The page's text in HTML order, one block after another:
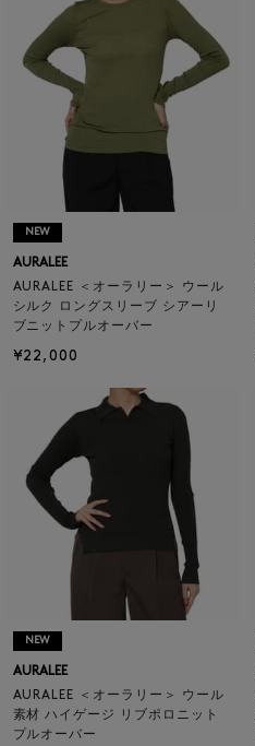
NEW
AURALEE
AURALEE ＜オーラリー＞ ウール
シルク ロングスリーブ シアーリ
ブニットプルオーバー
¥22,000
NEW
AURALEE
AURALEE ＜オーラリー＞ ウール
素材 ハイゲージ リブポロニット
プルオーバー